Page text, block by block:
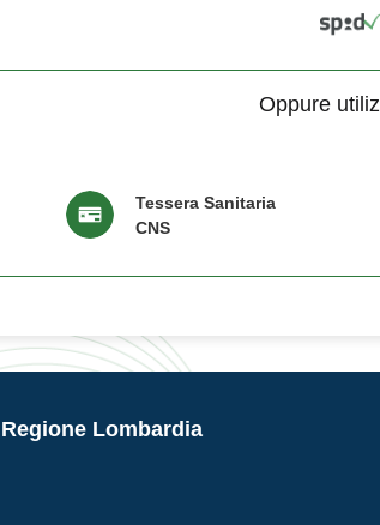
Oppure
Tessera Sanitaria
CNS
Lombardia